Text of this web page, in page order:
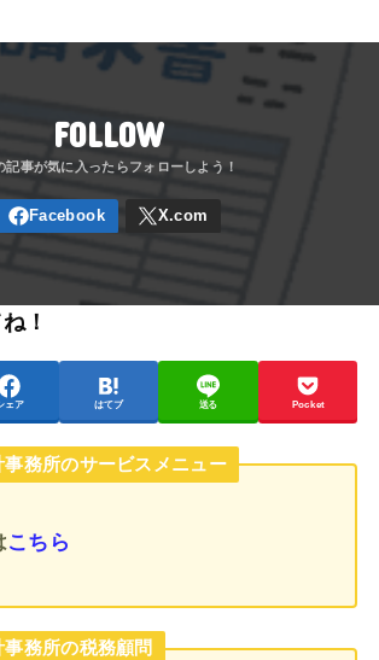
FOLLOW
！
ェア はてブ 送る Pocket
事務所のサービスメニュー
こちら
務所の税務顧問